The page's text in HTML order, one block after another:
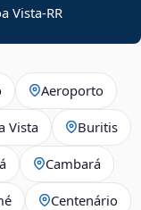
Vista-RR
Aeroporto
Vista Buritis
Cambará
Centenário